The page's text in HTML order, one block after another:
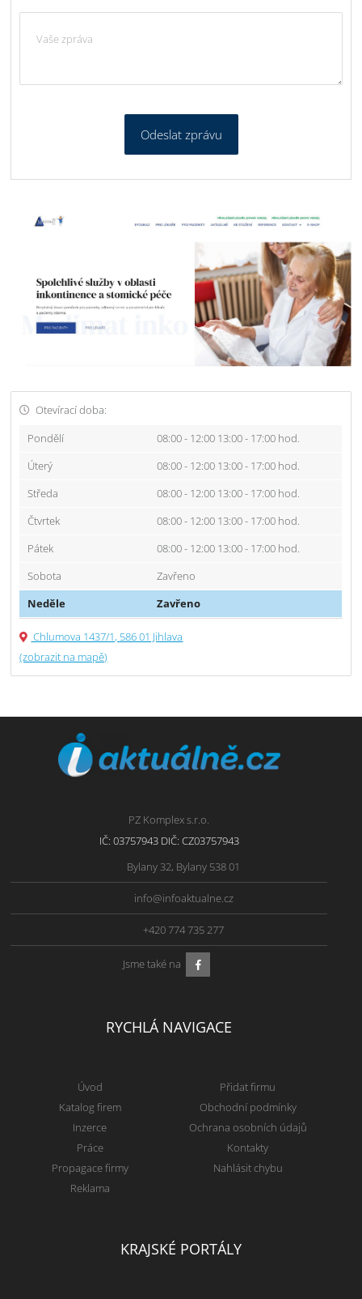
Odeslat zprávu
Otevírací doba:
Pondělí
08:00 - 12:00 13:00 - 17:00 hod.
Úterý
08:00 - 12:00 13:00 - 17:00 hod.
Středa
08:00 - 12:00 13:00 - 17:00 hod.
Čtvrtek
08:00 - 12:00 13:00 - 17:00 hod.
Pátek
08:00 - 12:00 13:00 - 17:00 hod.
Sobota
Zavřeno
Neděle
Zavřeno
Chlumova 1437/1, 586 01 Jihlava
(zobrazit na mapě)
PZ Komplex s.r.o.
IČ: 03757943 DIČ: CZ03757943
Bylany 32, Bylany 538 01
info@infoaktualne.cz
+420 774 735 277
Jsme také na
RYCHLÁ NAVIGACE
Úvod
Katalog firem
Inzerce
Práce
Propagace firmy
Reklama
Přidat firmu
Obchodní podmínky
Ochrana osobních údajů
Kontakty
Nahlásit chybu
KRAJSKÉ PORTÁLY